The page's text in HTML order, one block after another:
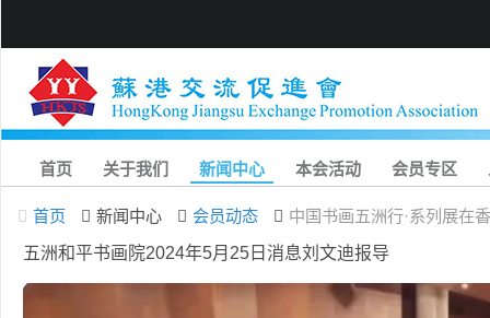
首页 关于我们 新闻中心 本会活动 会员专区
首页 新闻中心 会员动态
中国书画五洲行·系列展在
五洲和平书画院2024年5月25日消息刘文迪报导